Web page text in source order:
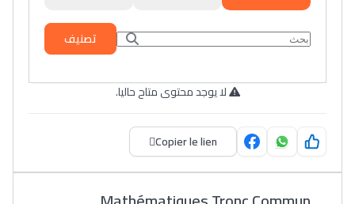
تصنيف
لا يوجد محتوى متاح حاليا.
Copier le lien